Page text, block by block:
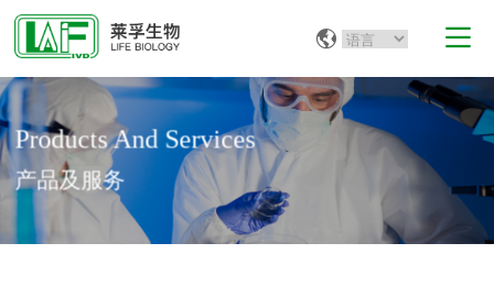
Products And Services
产品及服务